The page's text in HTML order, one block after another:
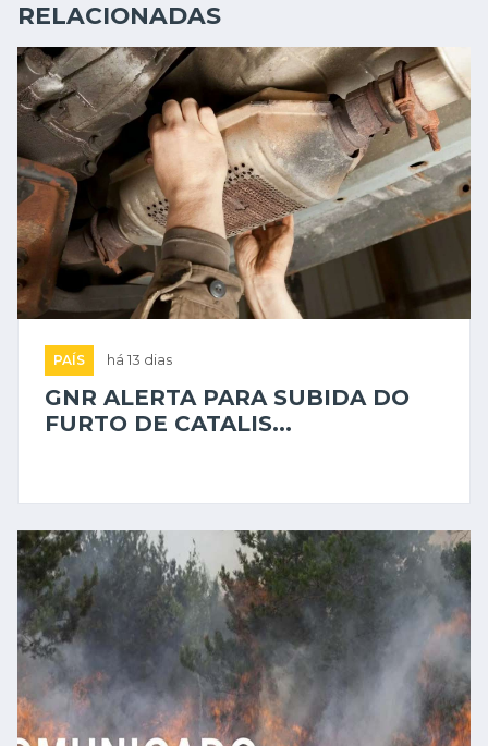
RELACIONADAS
PAÍS há 13 dias
GNR ALERTA PARA SUBIDA DO
FURTO DE CATALIS...